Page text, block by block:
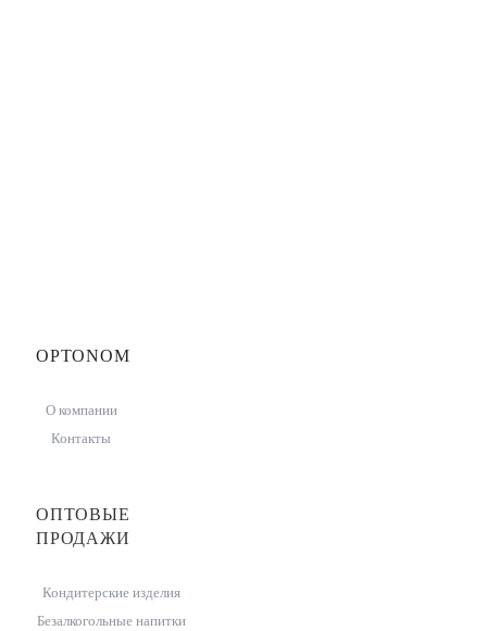
OPTONOM
О компании
Контакты
ОПТОВЫЕ
ПРОДАЖИ
Кондитерские изделия
Безалкогольные напитки